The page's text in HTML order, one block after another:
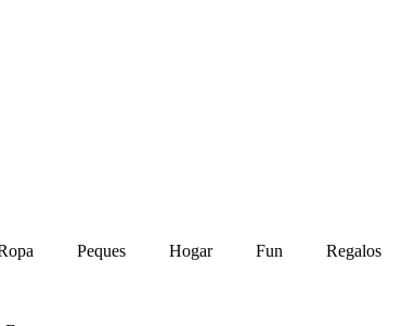
Peques Hogar Fun Regalos